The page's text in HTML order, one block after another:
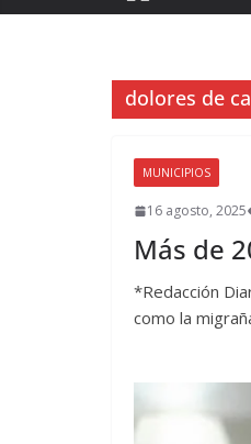
dolores de
MUNICIPIOS
16 agosto, 2025
Más de
*Redacción
como la